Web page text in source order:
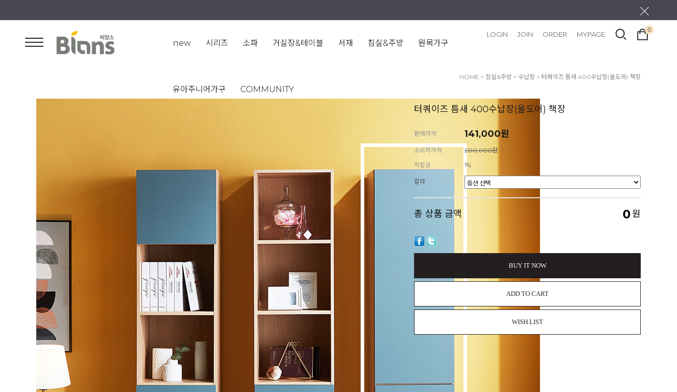
new 시리즈 소파 거실장&테이블 서재 침실&주방 원목가구
유아주니어가구 COMMUNITY
LOGIN JOIN ORDER MYPAGE
0
HOME > 침실&주방 > 수납장 > 터쿼이즈 틈새 400수납장(올도어) 책장
터쿼이즈 틈새 400수납장(올도어) 책장
판매가격 141,000원
소비자가격
200,000원
적립금
1%
칼라
총 상품 금액 0원
BUY IT NOW
ADD TO CART
WISH LIST